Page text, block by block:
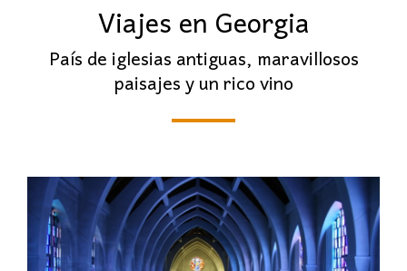
Viajes en Georgia
País de iglesias antiguas, maravillosos
paisajes y un rico vino